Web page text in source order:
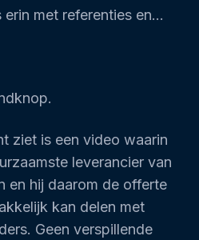
erin met referenties en…
ziet is een video waarin
leverancier van
en hij daarom de offerte
kan delen met
Geen verspillende